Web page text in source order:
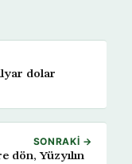
dolar
SONRAKI →
dön, Yüzyılın